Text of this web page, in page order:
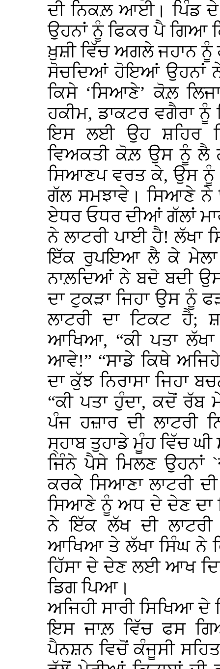
ਦੀ ਨਿਕਲ਼ ਆਈ। ਪਿੰਡ
ਉਹਨਾਂ ਨੂੰ ਫਿਕਰ ਪੈ ਗਿਆ
ਖ਼ੁਸ਼ੀ ਵਿੱਚ ਅਗਲੇ ਜਹਾਨ ਨੂੰ
ਸੋਚਦਿਆਂ ਹੋਇਆਂ ਉਹਨਾਂ ਨੇ
ਕਿਸੇ ‘ਸਿਆਣੇ’ ਕੋਲ਼
ਹਕੀਮ, ਡਾਕਟਰ ਵਗੈਰਾ
ਇਸ ਲਈ ਉਹ ਸ਼ਹਿਰ
ਵਿਅਕਤੀ ਕੋਲ਼ ਉਸ ਨੂੰ ਲੈ
ਸਿਆਣਪ ਵਰਤ ਕੇ, ਉਸ ਨੂੰ
ਗੱਲ ਸਮਝਾਵੇ। ਸਿਆਣੇ ਨੇ
ਏਧਰ ਓਧਰ ਦੀਆਂ ਗੱਲਾਂ
ਨੇ ਲਾਟਰੀ ਪਾਈ ਹੈ! ਲੱਖਾ
ਇੱਕ ਰੁਪਇਆ ਲੈ ਕੇ ਮੇਲਾ
ਨਾਲ਼ਦਿਆਂ ਨੇ ਬਦੋ ਬਦੀ
ਦਾ ਟੁਕੜਾ ਜਿਹਾ ਉਸ ਨੂੰ
ਲਾਟਰੀ ਦਾ ਟਿਕਟ
ਆਖਿਆ, “ਕੀ ਪਤਾ
ਆਵੇ!” “ਸਾਡੇ ਕਿਥੇ
ਦਾ ਕੁੱਝ ਨਿਰਾਸਾ ਜਿਹਾ
“ਕੀ ਪਤਾ ਹੁੰਦਾ, ਕਦੋਂ ਰੱਬ
ਪੰਜ ਹਜ਼ਾਰ ਦੀ ਲਾਟਰੀ
ਸ੍ਹਾਬ ਤੁਹਾਡੇ ਮੂੰਹ ਵਿੱਚ
ਜਿੰਨੇ ਪੈਸੇ ਮਿਲਣ ਉਹਨਾਂ
ਕਰਕੇ ਸਿਆਣਾ ਲਾਟਰੀ
ਸਿਆਣੇ ਨੂੰ ਅਧ ਦੇ ਦੇਣ ਦਾ
ਨੇ ਇੱਕ ਲੱਖ ਦੀ ਲਾਟਰੀ
ਆਖਿਆ ਤੇ ਲੱਖਾ ਸਿੰਘ ਨੇ
ਹਿੱਸਾ ਦੇ ਦੇਣ ਲਈ ਆਖ
ਡਿਗ ਪਿਆ।
ਅਜਿਹੀ ਸਾਰੀ ਸਿਖਿਆ
ਇਸ ਜਾਲ਼ ਵਿੱਚ ਫਸ
ਪੈਨਸ਼ਨ ਵਿਚੋਂ ਕੰਜੂਸੀ